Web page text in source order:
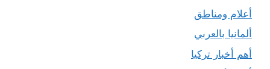
أعلام ومناطق
ألمانيا بالعربي
أهم أخبار تركيا